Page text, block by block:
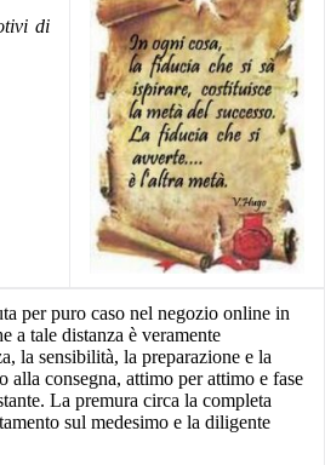
di
per puro caso nel negozio online in
a tale distanza è veramente
la sensibilità, la preparazione e la
alla consegna, attimo per attimo e fase
La premura circa la completa
sul medesimo e la diligente